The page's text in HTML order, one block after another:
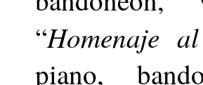
“Homenaje
piano,